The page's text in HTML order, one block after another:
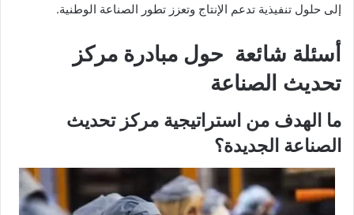
إلى حلول تنفيذية تدعم الإنتاج وتعزز تطور الصناعة الوطنية.
أسئلة شائعة حول مبادرة مركز
تحديث الصناعة
ما الهدف من استراتيجية مركز تحديث
الصناعة الجديدة؟